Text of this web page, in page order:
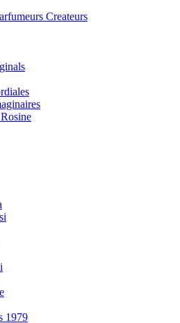
Createurs
1979